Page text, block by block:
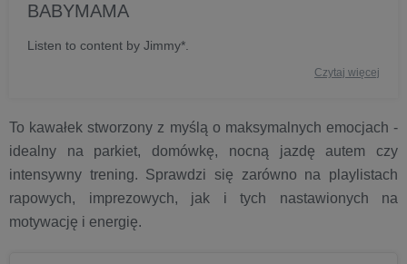
BABYMAMA
Listen to content by Jimmy*.
Czytaj więcej
To kawałek stworzony z myślą o maksymalnych emocjach -
idealny na parkiet, domówkę, nocną jazdę autem czy
intensywny trening. Sprawdzi się zarówno na playlistach
rapowych, imprezowych, jak i tych nastawionych na
motywację i energię.